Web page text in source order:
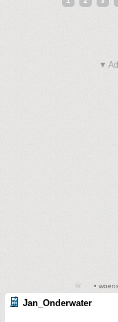
▼
•
Jan_Onderwater